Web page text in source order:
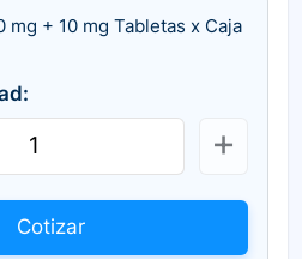
mg + 10 mg Tabletas x Caja
Cotizar